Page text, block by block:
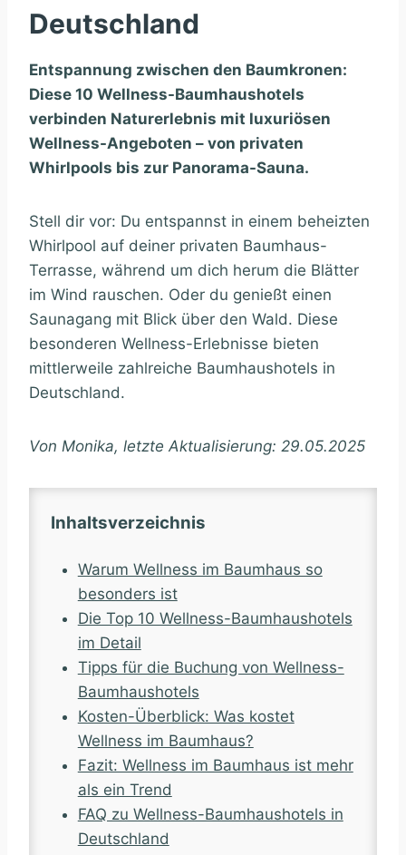
Deutschland
Entspannung zwischen den Baumkronen:
Diese 10 Wellness-Baumhaushotels
verbinden Naturerlebnis mit luxuriösen
Wellness-Angeboten – von privaten
Whirlpools bis zur Panorama-Sauna.
Stell dir vor: Du entspannst in einem beheizten
Whirlpool auf deiner privaten Baumhaus-
Terrasse, während um dich herum die Blätter
im Wind rauschen. Oder du genießt einen
Saunagang mit Blick über den Wald. Diese
besonderen Wellness-Erlebnisse bieten
mittlerweile zahlreiche Baumhaushotels in
Deutschland.
Von Monika, letzte Aktualisierung: 29.05.2025
Inhaltsverzeichnis
Warum Wellness im Baumhaus so
besonders ist
Die Top 10 Wellness-Baumhaushotels
im Detail
Tipps für die Buchung von Wellness-
Baumhaushotels
Kosten-Überblick: Was kostet
Wellness im Baumhaus?
Fazit: Wellness im Baumhaus ist mehr
als ein Trend
FAQ zu Wellness-Baumhaushotels in
Deutschland